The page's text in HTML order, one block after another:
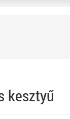
kesztyű